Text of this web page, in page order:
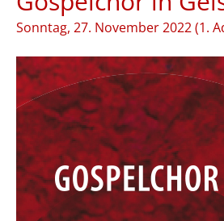
Sonntag, 27. November 2022 (1.